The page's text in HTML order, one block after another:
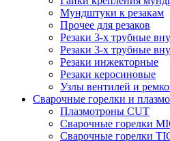
Мундштуки к резакам
Прочее для резаков
Резаки 3-х трубные
Резаки 3-х трубные
Резаки инжекторные
Резаки керосиновые
Узлы вентилей и
Сварочные горелки и
Плазмотроны CUT
Сварочные горелки
Сварочные горелки